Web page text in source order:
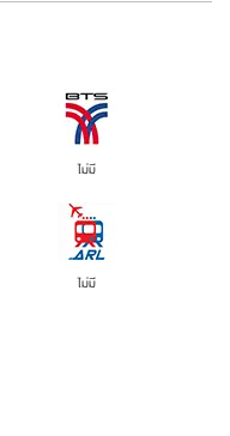
ไม่มี
ไม่มี